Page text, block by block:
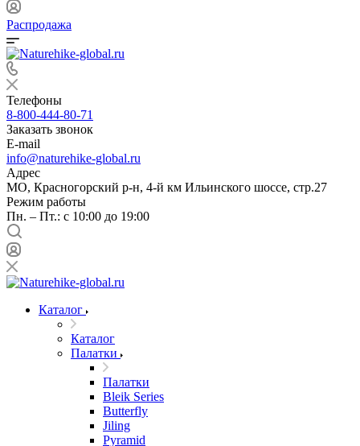
Распродажа
Телефоны
8-800-444-80-71
Заказать звонок
E-mail
info@naturehike-global.ru
Адрес
МО, Красногорский р-н, 4-й км Ильинского шоссе, стр.27
Режим работы
Пн. – Пт.: с 10:00 до 19:00
Каталог
Каталог
Палатки
Палатки
Bleik Series
Butterfly
Jiling
Pyramid